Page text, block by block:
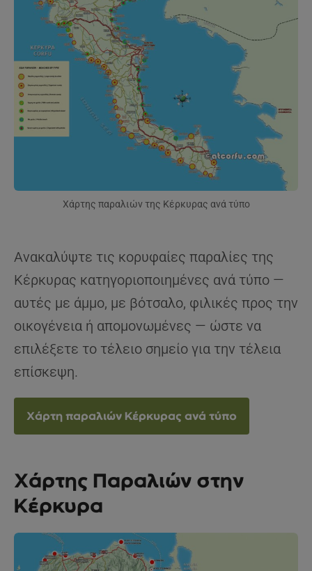
Χάρτης παραλιών της Κέρκυρας ανά τύπο
Ανακαλύψτε τις κορυφαίες παραλίες της
Κέρκυρας κατηγοριοποιημένες ανά τύπο —
αυτές με άμμο, με βότσαλο, φιλικές προς την
οικογένεια ή απομονωμένες — ώστε να
επιλέξετε το τέλειο σημείο για την τέλεια
επίσκεψη.
Χάρτη παραλιών Κέρκυρας ανά τύπο
Χάρτης Παραλιών στην
Κέρκυρα